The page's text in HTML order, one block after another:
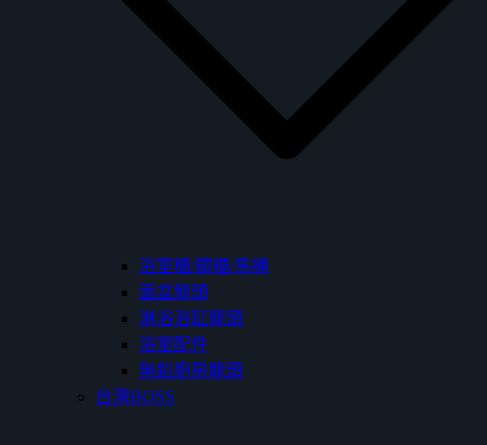
浴室櫃/鏡櫃/馬桶
面盆龍頭
淋浴浴缸龍頭
浴室配件
無鉛廚房龍頭
台灣BOSS